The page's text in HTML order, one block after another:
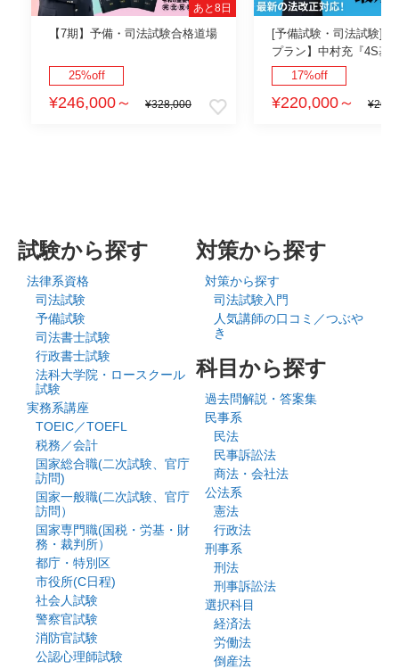
【7期】予備・司法試験合格道場
25%off
¥246,000～ ¥328,000
あと8日
[予備試験・司法試験]【
プラン】中村充『4S基
17%off
¥220,000～
試験から探す
法律系資格
司法試験
予備試験
司法書士試験
行政書士試験
法科大学院・ロースクール
試験
実務系講座
TOEIC／TOEFL
税務／会計
国家総合職(二次試験、官庁
訪問)
国家一般職(二次試験、官庁
訪問）
国家専門職(国税・労基・財
務・裁判所）
都庁・特別区
市役所(C日程)
社会人試験
警察官試験
消防官試験
公認心理師試験
対策から探す
対策から探す
司法試験入門
人気講師の口コミ／つぶや
き
科目から探す
過去問解説・答案集
民事系
民法
民事訴訟法
商法・会社法
公法系
憲法
行政法
刑事系
刑法
刑事訴訟法
選択科目
経済法
労働法
倒産法